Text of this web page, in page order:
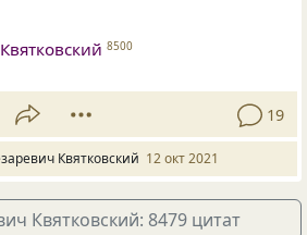
8500
19
Квятковский 12 окт 2021
Квятковский: 8479 цитат